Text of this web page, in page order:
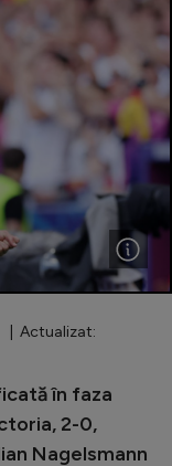
| Actualizat:
în faza
2-0,
Nagelsmann